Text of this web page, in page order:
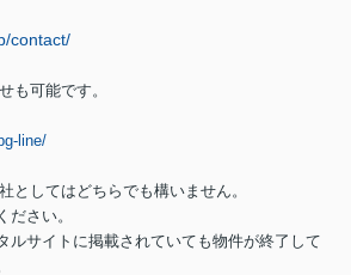
contact/
も可能です。
line/
としてはどちらでも構いません。
ださい。
ルサイトに掲載されていても物件が終了して